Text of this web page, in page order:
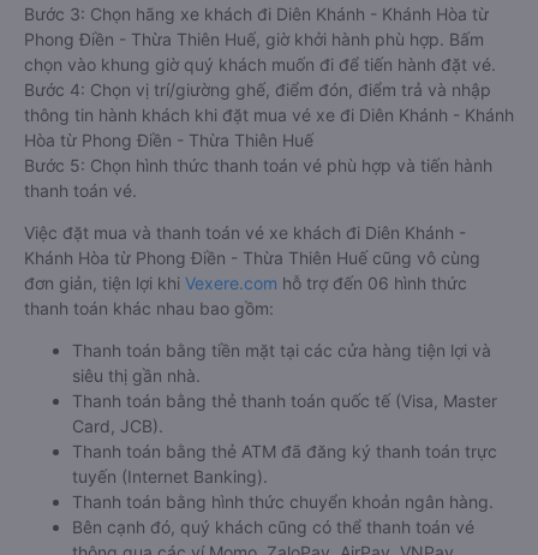
Bước 3: Chọn hãng xe khách đi Diên Khánh - Khánh Hòa từ
Phong Điền - Thừa Thiên Huế, giờ khởi hành phù hợp. Bấm
chọn vào khung giờ quý khách muốn đi để tiến hành đặt vé.
Bước 4: Chọn vị trí/giường ghế, điểm đón, điểm trả và nhập
thông tin hành khách khi đặt mua vé xe đi Diên Khánh - Khánh
Hòa từ Phong Điền - Thừa Thiên Huế
Bước 5: Chọn hình thức thanh toán vé phù hợp và tiến hành
thanh toán vé.
Việc đặt mua và thanh toán vé xe khách đi Diên Khánh -
Khánh Hòa từ Phong Điền - Thừa Thiên Huế cũng vô cùng
đơn giản, tiện lợi khi Vexere.com hỗ trợ đến 06 hình thức
thanh toán khác nhau bao gồm:
Thanh toán bằng tiền mặt tại các cửa hàng tiện lợi và
siêu thị gần nhà.
Thanh toán bằng thẻ thanh toán quốc tế (Visa, Master
Card, JCB).
Thanh toán bằng thẻ ATM đã đăng ký thanh toán trực
tuyến (Internet Banking).
Thanh toán bằng hình thức chuyển khoản ngân hàng.
Bên cạnh đó, quý khách cũng có thể thanh toán vé